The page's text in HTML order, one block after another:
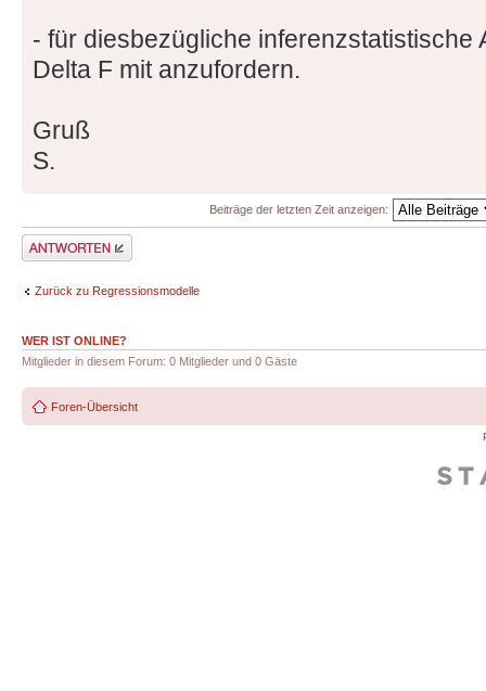
- für diesbezügliche inferenzstatistische
Delta F mit anzufordern.
Gruß
S.
Beiträge der letzten Zeit anzeigen:
Antwort erstellen
Zurück zu Regressionsmodelle
WER IST ONLINE?
Mitglieder in diesem Forum: 0 Mitglieder und 0 Gäste
Foren-Übersicht